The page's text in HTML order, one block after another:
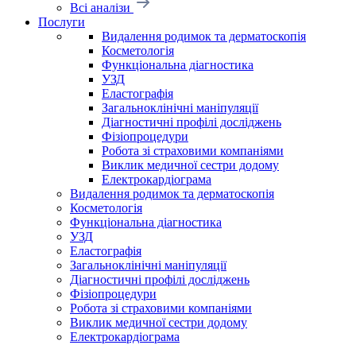
Всі аналізи
Послуги
Видалення родимок та дерматоскопія
Косметологія
Функціональна діагностика
УЗД
Еластографія
Загальноклінічні маніпуляції
Діагностичні профілі досліджень
Фізіопроцедури
Робота зі страховими компаніями
Виклик медичної сестри додому
Електрокардіограма
Видалення родимок та дерматоскопія
Косметологія
Функціональна діагностика
УЗД
Еластографія
Загальноклінічні маніпуляції
Діагностичні профілі досліджень
Фізіопроцедури
Робота зі страховими компаніями
Виклик медичної сестри додому
Електрокардіограма